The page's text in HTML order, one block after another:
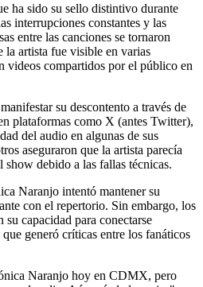
ha sido su sello distintivo durante
interrupciones constantes y las
entre las canciones se tornaron
la artista fue visible en varias
videos compartidos por el público en
su descontento a través de
plataformas como X (antes Twitter),
del audio en algunas de sus
aseguraron que la artista parecía
show debido a las fallas técnicas.
Naranjo intentó mantener su
con el repertorio. Sin embargo, los
capacidad para conectarse
generó críticas entre los fanáticos
Naranjo hoy en CDMX, pero